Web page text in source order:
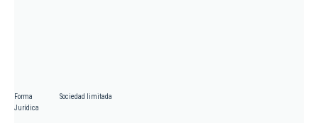
Forma
Jurídica
Sociedad limitada